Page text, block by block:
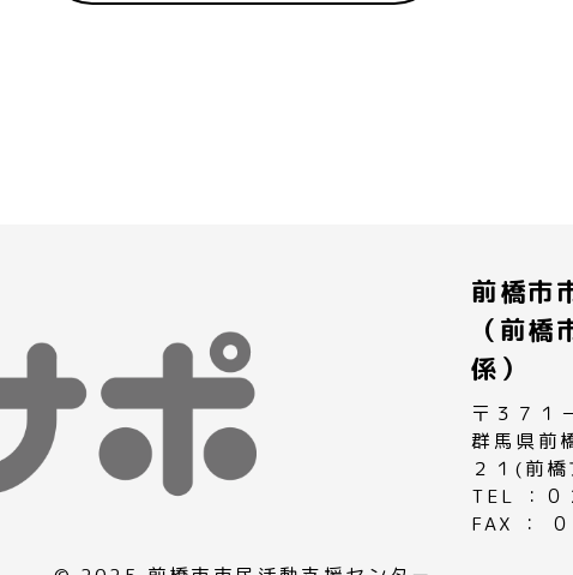
前橋市
（前
係）
〒３７１
群馬県前
２１(前
TEL ：０
FAX ：